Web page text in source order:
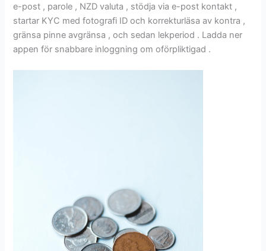
e-post , parole , NZD valuta , stödja via e-post kontakt ,
startar KYC med fotografi ID och korrekturläsa av kontra ,
gränsa pinne avgränsa , och sedan lekperiod . Ladda ner
appen för snabbare inloggning om oförpliktigad .